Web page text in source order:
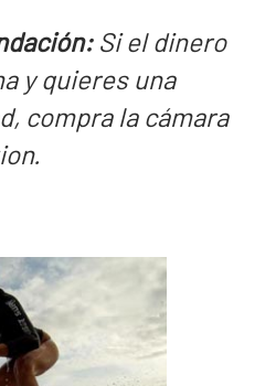
Si el dinero
y quieres una
compra la cámara